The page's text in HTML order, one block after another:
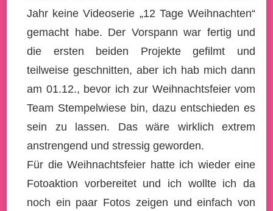
Jahr keine Videoserie „12 Tage Weihnachten“
gemacht habe. Der Vorspann war fertig und
die ersten beiden Projekte gefilmt und
teilweise geschnitten, aber ich hab mich dann
am 01.12., bevor ich zur Weihnachtsfeier vom
Team Stempelwiese bin, dazu entschieden es
sein zu lassen. Das wäre wirklich extrem
anstrengend und stressig geworden.
Für die Weihnachtsfeier hatte ich wieder eine
Fotoaktion vorbereitet und ich wollte ich da
noch ein paar Fotos zeigen und einfach von